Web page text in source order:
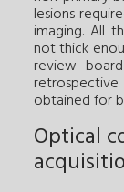
lesions
imaging. All
not thick
review
obtained for
Optical